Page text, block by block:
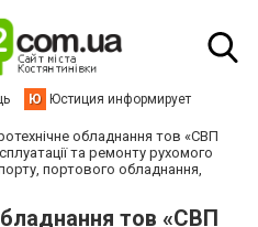
Ю Юстиция информирует
обладнання тов «СВП
та ремонту рухомого
портового обладнання,
тов «СВП